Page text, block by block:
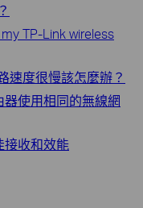
TP-Link wireless
速度很慢該怎麼辦？
使用相同的無線網
接收和效能